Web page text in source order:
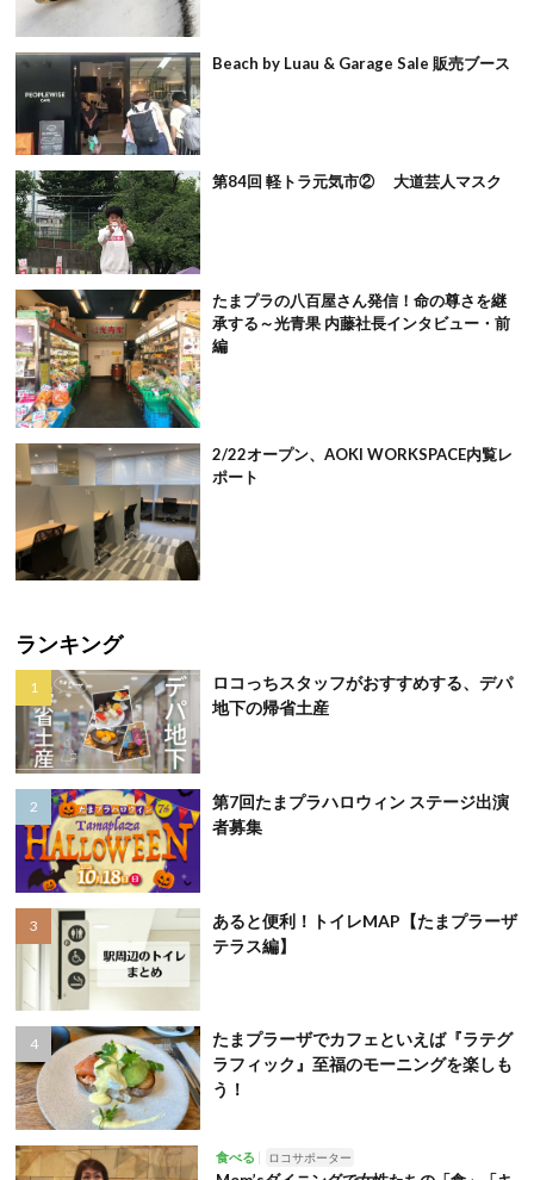
Beach by Luau & Garage Sale 販売ブース
第84回 軽トラ元気市② 大道芸人マスク
たまプラの八百屋さん発信！命の尊さを継
承する～光青果 内藤社長インタビュー・前
編
2/22オープン、AOKI WORKSPACE内覧レ
ポート
ランキング
ロコっちスタッフがおすすめする、デパ
地下の帰省土産
第7回たまプラハロウィン ステージ出演
者募集
あると便利！トイレMAP【たまプラーザ
テラス編】
たまプラーザでカフェといえば『ラテグ
ラフィック』至福のモーニングを楽しも
う！
食べる ロコサポーター